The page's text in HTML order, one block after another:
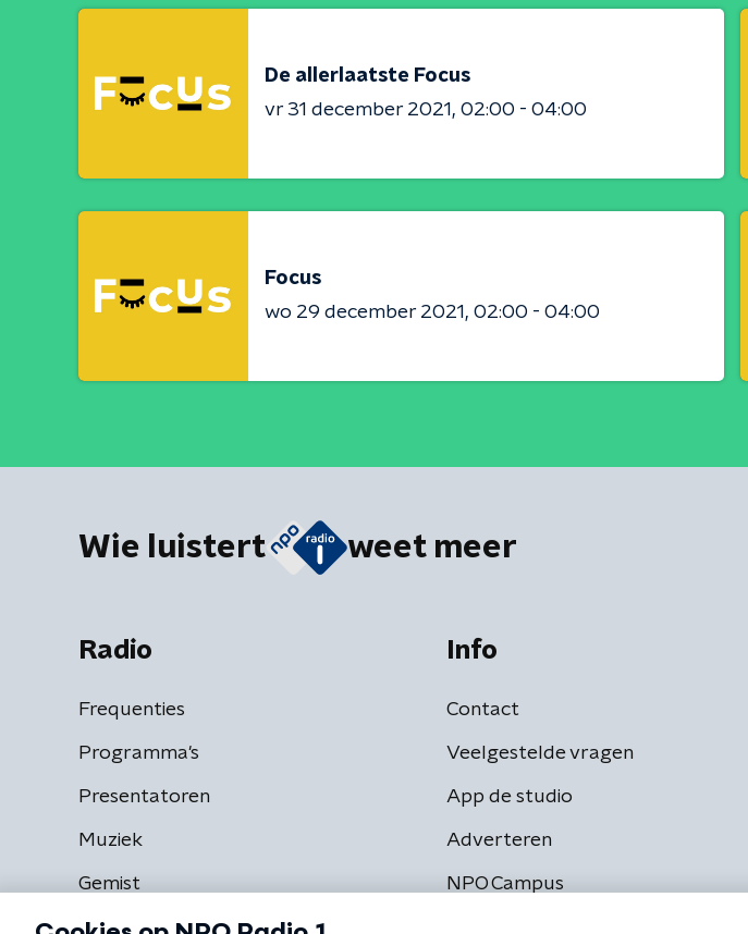
De allerlaatste Focus
vr 31 december 2021
02:00 - 04:00
Focus
wo 29 december 2021
02:00 - 04:00
Wie luistert weet meer
Radio
Frequenties
Programma's
Presentatoren
Muziek
Gemist
Info
Contact
Veelgestelde vragen
App de studio
Adverteren
NPO Campus